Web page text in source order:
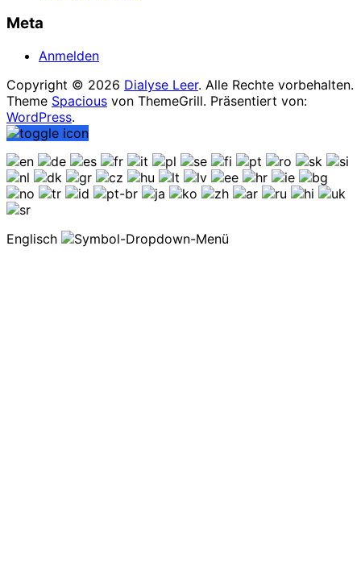
Meta
Anmelden
Copyright © 2026 Dialyse Leer. Alle Rechte vorbehalten.
Theme Spacious von ThemeGrill. Präsentiert von:
WordPress.
Englisch